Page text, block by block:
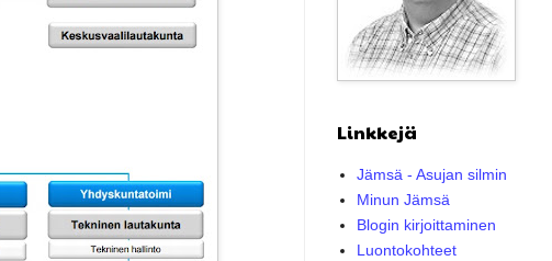
Linkkejä
Jämsä - Asujan silmin
Minun Jämsä
Blogin kirjoittaminen
Luontokohteet